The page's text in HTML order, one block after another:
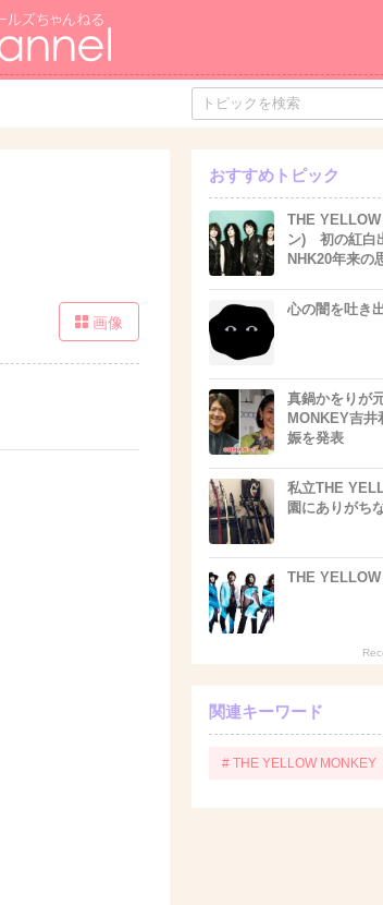
画像
おすすめトピック
THE
ン) 初の紅白
NHK20年来の
心の闇を吐き
真鍋かをりが
MONKEY吉井
娠を発表
私立THE
園にありがち
THE YELLOW
関連キーワード
# THE YELLOW MONKEY